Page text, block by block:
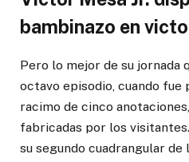
bambinazo en
Pero lo mejor de su jornada
octavo episodio, cuando fue
racimo de cinco
fabricadas por los
su segundo cuadrangular de